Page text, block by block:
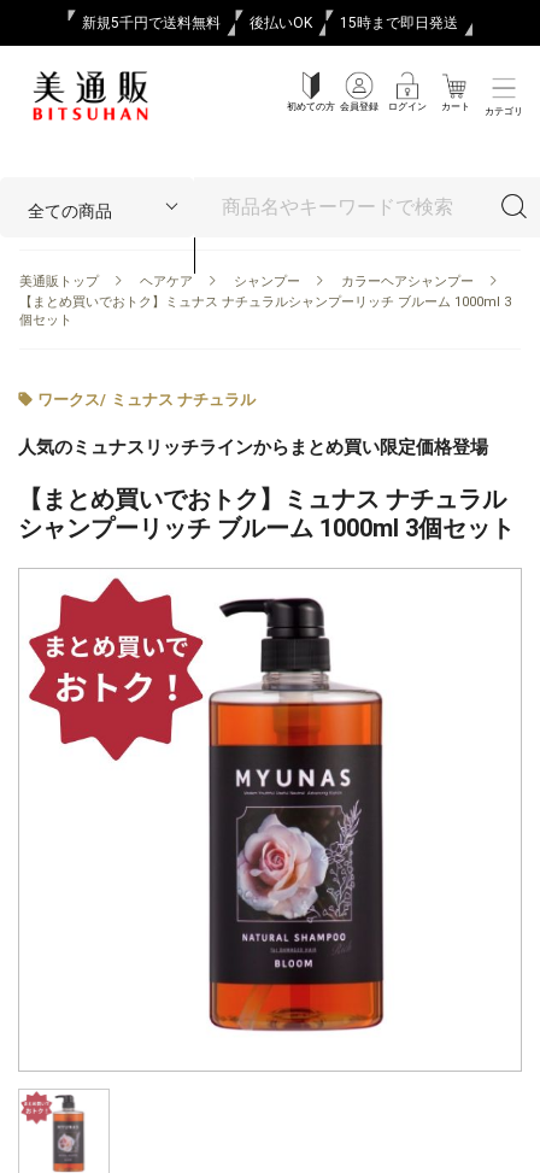
新規5千円で送料無料 後払いOK 15時まで即日発送
初めての方 会員登録 ログイン カート カテゴリ
美通販トップ ヘアケア シャンプー
カラーヘアシャンプー
【まとめ買いでおトク】ミュナス ナチュラルシャンプーリッチ ブルーム 1000ml 3
個セット
ワークス/ ミュナス ナチュラル
人気のミュナスリッチラインからまとめ買い限定価格登場
【まとめ買いでおトク】ミュナス ナチュラル
シャンプーリッチ ブルーム 1000ml 3個セット